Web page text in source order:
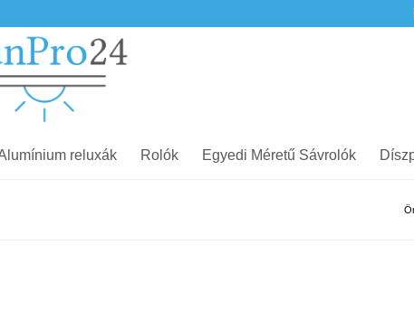
reluxák Rolók Egyedi Méretű Sávrolók